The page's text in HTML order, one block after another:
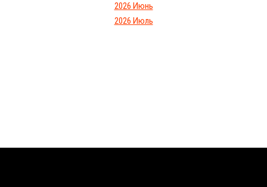
2026 Июнь
2026 Июль